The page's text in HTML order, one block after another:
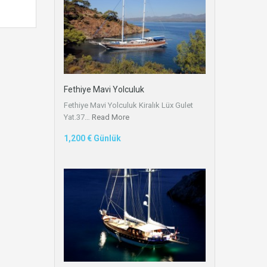
Fethiye Mavi Yolculuk
Fethiye Mavi Yolculuk Kiralık Lüx Gulet
Yat.37… Read More
1,200 € Günlük